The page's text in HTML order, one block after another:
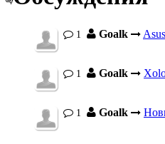
1 Goalk
1 Goalk
1 Goalk